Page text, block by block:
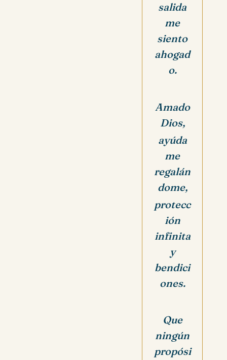
salida
me
siento
ahogad
o.
Amado
Dios,
ayúda
me
regalán
dome,
protecc
ión
infinita
y
bendici
ones.
Que
ningún
propósi